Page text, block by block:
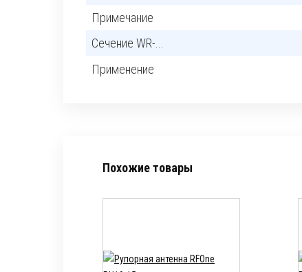
Примечание
Сечение WR-...
Применение
Похожие товары